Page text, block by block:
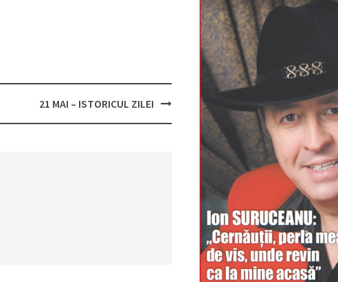
21 MAI – ISTORICUL ZILEI